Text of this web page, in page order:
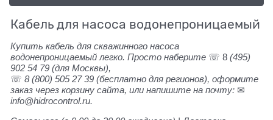
Кабель для насоса водонепроницаемый
Купить кабель для скважинного насоса
водонепроницаемый легко. Просто наберите ☏ 8 (495)
902 54 79 (для Москвы),
☏8 (800) 505 27 39 (бесплатно для регионов), оформите
заказ через корзину сайта, или напишите на почту: ✉
info@hidrocontrol.ru.